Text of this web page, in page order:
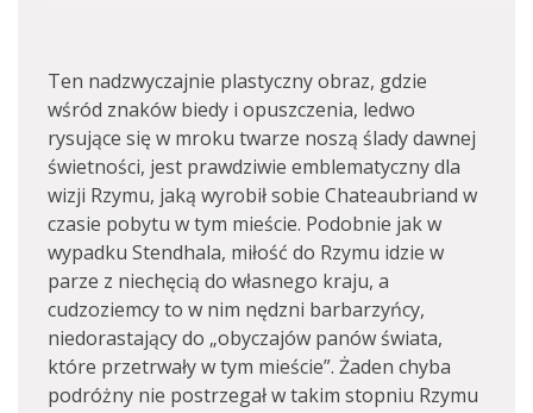
Ten nadzwyczajnie plastyczny obraz, gdzie
wśród znaków biedy i opuszczenia, ledwo
rysujące się w mroku twarze noszą ślady dawnej
świetności, jest prawdziwie emblematyczny dla
wizji Rzymu, jaką wyrobił sobie Chateaubriand w
czasie pobytu w tym mieście. Podobnie jak w
wypadku Stendhala, miłość do Rzymu idzie w
parze z niechęcią do własnego kraju, a
cudzoziemcy to w nim nędzni barbarzyńcy,
niedorastający do „obyczajów panów świata,
które przetrwały w tym mieście”. Żaden chyba
podróżny nie postrzegał w takim stopniu Rzymu